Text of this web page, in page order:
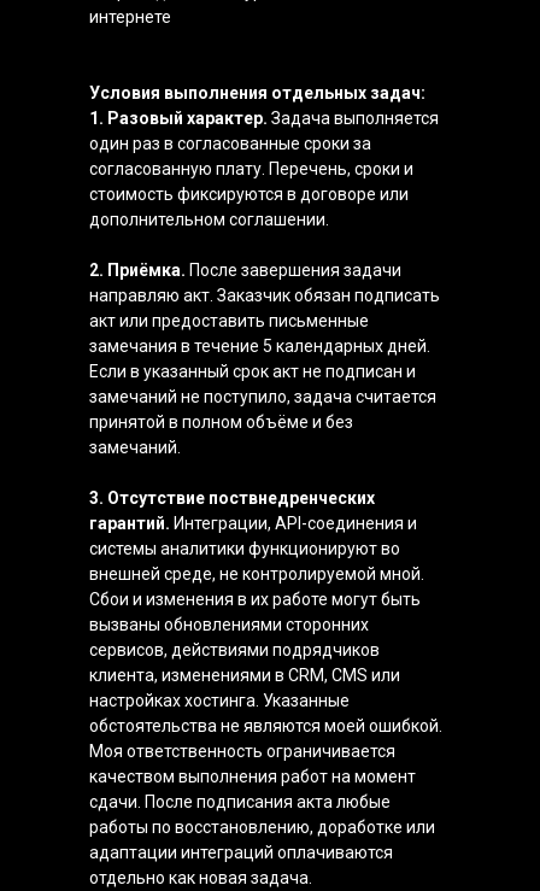
интернете
Условия выполнения отдельных задач:
1. Разовый характер. Задача выполняется
один раз в согласованные сроки за
согласованную плату. Перечень, сроки и
стоимость фиксируются в договоре или
дополнительном соглашении.
2. Приёмка. После завершения задачи
направляю акт. Заказчик обязан подписать
акт или предоставить письменные
замечания в течение 5 календарных дней.
Если в указанный срок акт не подписан и
замечаний не поступило, задача считается
принятой в полном объёме и без
замечаний.
3. Отсутствие поствнедренческих
гарантий. Интеграции, API-соединения и
системы аналитики функционируют во
внешней среде, не контролируемой мной.
Сбои и изменения в их работе могут быть
вызваны обновлениями сторонних
сервисов, действиями подрядчиков
клиента, изменениями в CRM, CMS или
настройках хостинга. Указанные
обстоятельства не являются моей ошибкой.
Моя ответственность ограничивается
качеством выполнения работ на момент
сдачи. После подписания акта любые
работы по восстановлению, доработке или
адаптации интеграций оплачиваются
отдельно как новая задача.